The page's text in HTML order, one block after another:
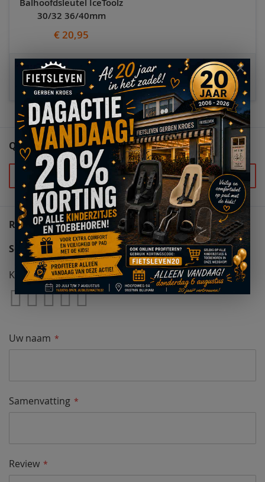
Balhoofdsleutel IceToolz
30/32 36/40mm
€ 20,95
Alles toevoegen aan
winkelwagen
Total price
€ 32,90
QUESTIONS (0)
Stel uw vraag
REVIEWS
Schrijf uw eigen review
Kwaliteit
1
Star
2
Sterren
3
Sterren
4
Sterren
5
Uw naam
Samenvatting
Review